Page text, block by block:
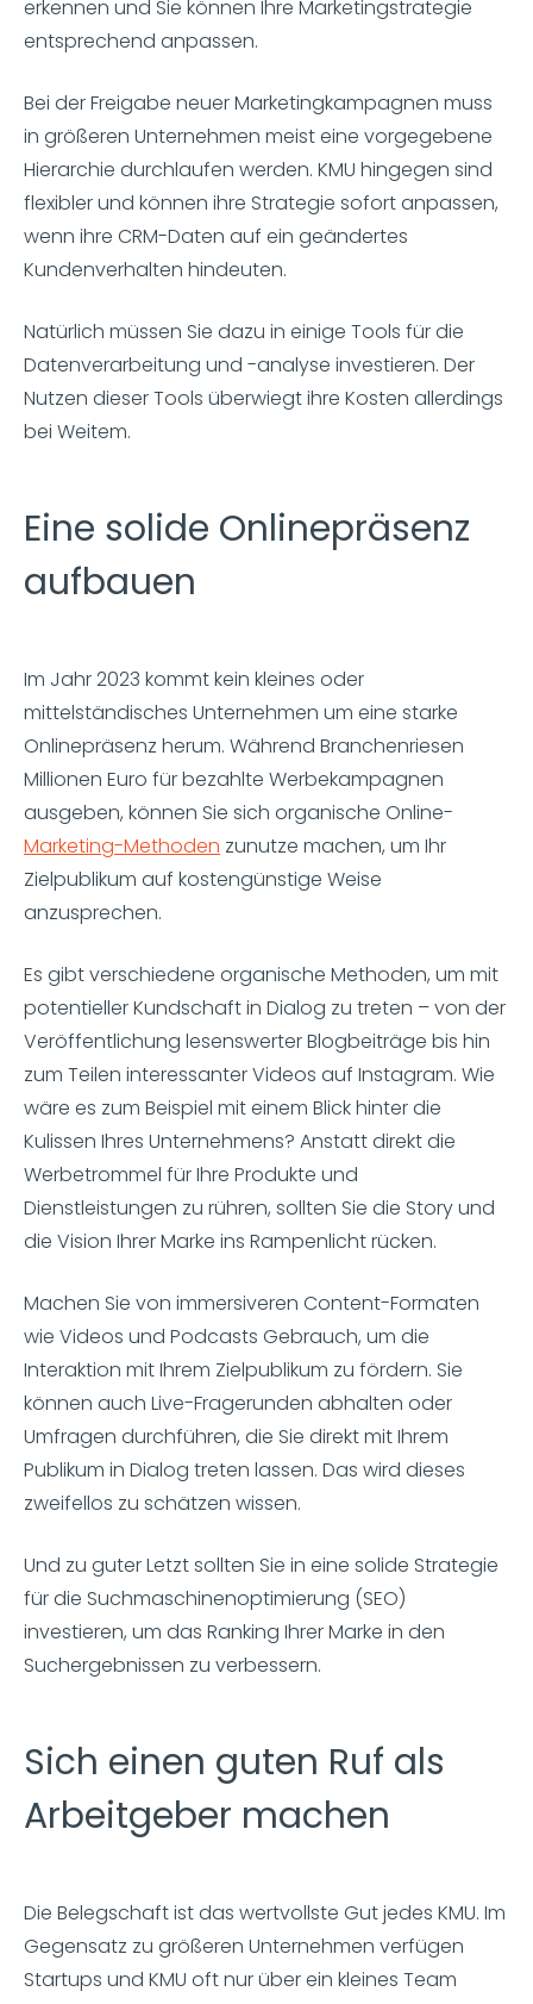
erkennen und Sie können Ihre Marketingstrategie
entsprechend anpassen.
Bei der Freigabe neuer Marketingkampagnen muss
in größeren Unternehmen meist eine vorgegebene
Hierarchie durchlaufen werden. KMU hingegen sind
flexibler und können ihre Strategie sofort anpassen,
wenn ihre CRM-Daten auf ein geändertes
Kundenverhalten hindeuten.
Natürlich müssen Sie dazu in einige Tools für die
Datenverarbeitung und -analyse investieren. Der
Nutzen dieser Tools überwiegt ihre Kosten allerdings
bei Weitem.
Eine solide Onlinepräsenz
aufbauen
Im Jahr 2023 kommt kein kleines oder
mittelständisches Unternehmen um eine starke
Onlinepräsenz herum. Während Branchenriesen
Millionen Euro für bezahlte Werbekampagnen
ausgeben, können Sie sich organische Online-
Marketing-Methoden zunutze machen, um Ihr
Zielpublikum auf kostengünstige Weise
anzusprechen.
Es gibt verschiedene organische Methoden, um mit
potentieller Kundschaft in Dialog zu treten – von der
Veröffentlichung lesenswerter Blogbeiträge bis hin
zum Teilen interessanter Videos auf Instagram. Wie
wäre es zum Beispiel mit einem Blick hinter die
Kulissen Ihres Unternehmens? Anstatt direkt die
Werbetrommel für Ihre Produkte und
Dienstleistungen zu rühren, sollten Sie die Story und
die Vision Ihrer Marke ins Rampenlicht rücken.
Machen Sie von immersiveren Content-Formaten
wie Videos und Podcasts Gebrauch, um die
Interaktion mit Ihrem Zielpublikum zu fördern. Sie
können auch Live-Fragerunden abhalten oder
Umfragen durchführen, die Sie direkt mit Ihrem
Publikum in Dialog treten lassen. Das wird dieses
zweifellos zu schätzen wissen.
Und zu guter Letzt sollten Sie in eine solide Strategie
für die Suchmaschinenoptimierung (SEO)
investieren, um das Ranking Ihrer Marke in den
Suchergebnissen zu verbessern.
Sich einen guten Ruf als
Arbeitgeber machen
Die Belegschaft ist das wertvollste Gut jedes KMU. Im
Gegensatz zu größeren Unternehmen verfügen
Startups und KMU oft nur über ein kleines Team